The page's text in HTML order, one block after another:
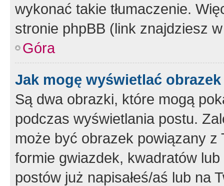
wykonać takie tłumaczenie.
stronie phpBB (link znajdziesz
Góra
Jak mogę wyświetlać
Są dwa obrazki, które mogą
podczas wyświetlania postu.
może być obrazek powiązany z
formie gwiazdek, kwadratów
postów już napisałeś/aś lub na